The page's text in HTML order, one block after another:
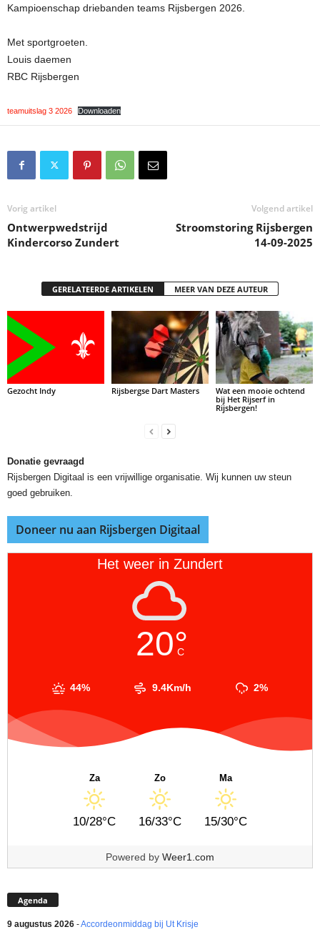
Kampioenschap driebanden teams Rijsbergen 2026.
Met sportgroeten.
Louis daemen
RBC Rijsbergen
teamuitslag 3 2026 Downloaden
Vorig artikel
Ontwerpwedstrijd
Kindercorso Zundert
Volgend artikel
Stroomstoring Rijsbergen
14-09-2025
GERELATEERDE ARTIKELEN MEER VAN DEZE AUTEUR
Gezocht Indy Rijsbergse Dart Masters
Wat een mooie ochtend
bij Het Rijserf in
Rijsbergen!
Donatie gevraagd
Rijsbergen Digitaal is een vrijwillige organisatie. Wij kunnen uw steun
goed gebruiken.
Doneer nu aan Rijsbergen Digitaal
Het weer in Zundert
20°
C
44% 9.4Km/h 2%
Za
10/28°C
Zo
16/33°C
Ma
15/30°C
Powered by Weer1.com
Agenda
9 augustus 2026 -Accordeonmiddag bij Ut Krisje